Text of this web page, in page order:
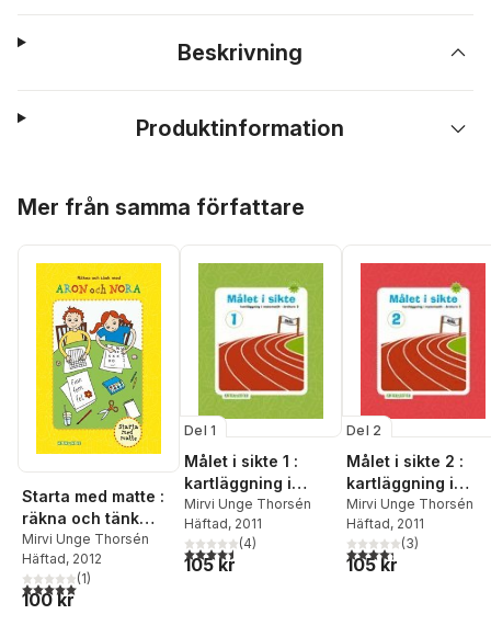
Beskrivning
Produktinformation
Mer från samma författare
Starta med matte :
räkna och tänk
med Aron och Nora
Mirvi Unge Thorsén
Häftad, 2012
5,0utav 5 stjärnor. Totalt antal röster:
(1)
100 kr
Del 1
Målet i sikte 1 :
kartläggning i
matematik årskurs
3
Mirvi Unge Thorsén
Häftad, 2011
4,5utav 5 stjärnor. Totalt antal röster:
(4)
105 kr
Del 2
Målet i sikte 2 :
kartläggning i
matematik årskurs
3
Mirvi Unge Thorsén
Häftad, 2011
4,3utav 5 stjärnor.
(3)
105 kr